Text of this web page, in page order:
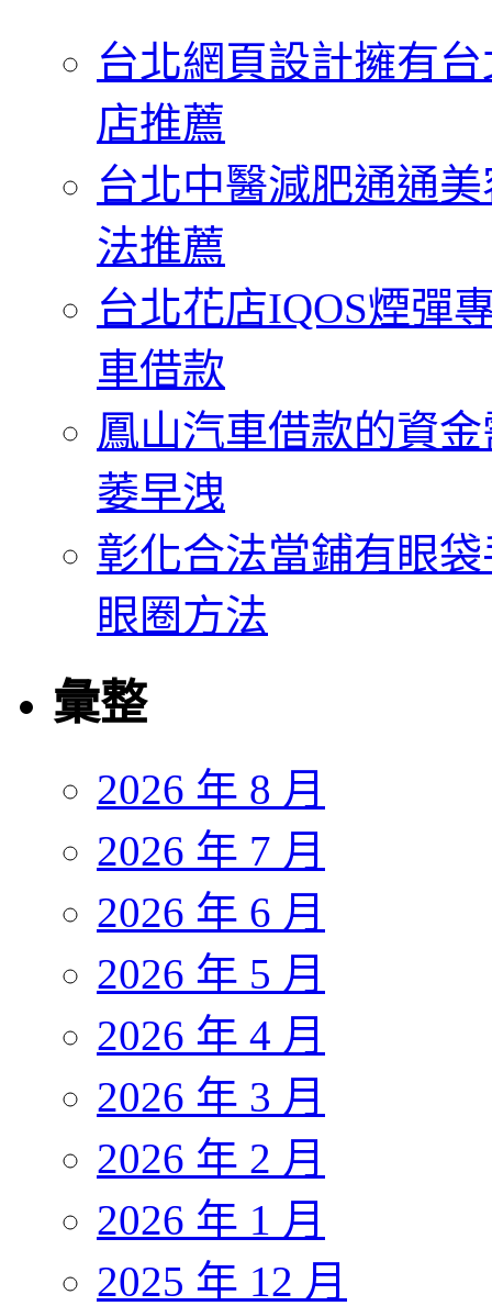
台北網頁設計擁有
店推薦
台北中醫減肥通通
法推薦
台北花店IQOS煙彈
車借款
鳳山汽車借款的資
萎早洩
彰化合法當鋪有眼
眼圈方法
彙整
2026 年 8 月
2026 年 7 月
2026 年 6 月
2026 年 5 月
2026 年 4 月
2026 年 3 月
2026 年 2 月
2026 年 1 月
2025 年 12 月